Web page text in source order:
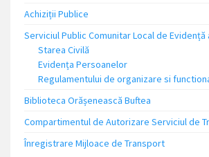
Achiziții Publice
Serviciul Public Comunitar Local de
Starea Civilă
Evidența Persoanelor
Regulamentului de organizare si
Biblioteca Orășenească Buftea
Compartimentul de Autorizare Serviciul de
Înregistrare Mijloace de Transport